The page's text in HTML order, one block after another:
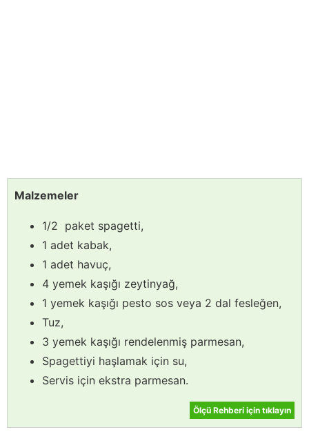
Malzemeler
1/2 paket spagetti,
1 adet kabak,
1 adet havuç,
4 yemek kaşığı zeytinyağ,
1 yemek kaşığı pesto sos veya 2 dal fesleğen,
Tuz,
3 yemek kaşığı rendelenmiş parmesan,
Spagettiyi haşlamak için su,
Servis için ekstra parmesan.
Ölçü Rehberi için tıklayın